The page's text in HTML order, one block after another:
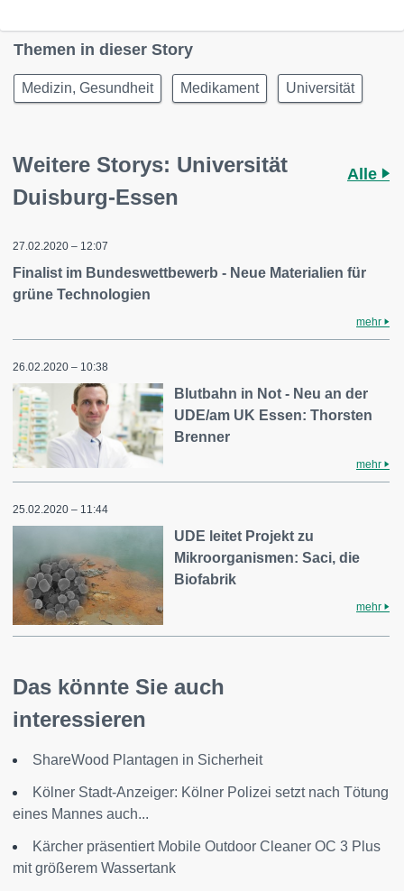
Themen in dieser Story
Medizin, Gesundheit Medikament Universität
Weitere Storys: Universität
Duisburg-Essen
Alle
27.02.2020 – 12:07
Finalist im Bundeswettbewerb - Neue Materialien für
grüne Technologien
mehr
26.02.2020 – 10:38
Blutbahn in Not - Neu an der
UDE/am UK Essen: Thorsten
Brenner
mehr
25.02.2020 – 11:44
UDE leitet Projekt zu
Mikroorganismen: Saci, die
Biofabrik
mehr
Das könnte Sie auch
interessieren
ShareWood Plantagen in Sicherheit
Kölner Stadt-Anzeiger: Kölner Polizei setzt nach Tötung
eines Mannes auch...
Kärcher präsentiert Mobile Outdoor Cleaner OC 3 Plus
mit größerem Wassertank